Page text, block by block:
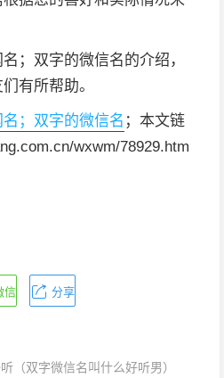
；双字的微信名的介绍，
有所帮助。
；双字的微信名 ；本文链
wxwm/78929.htm
信 分享
（双字微信名叫什么好听男）